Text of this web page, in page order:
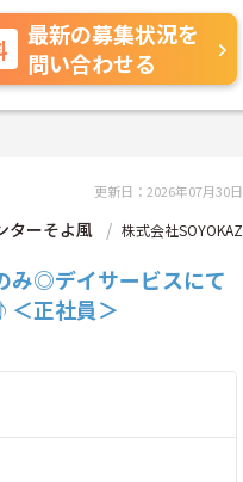
最新の募集状況を
問い合わせる
更新日：2026年07月30日
ターそよ風
株式会社SOYOKAZ
み◎デイサービスにて
正社員＞